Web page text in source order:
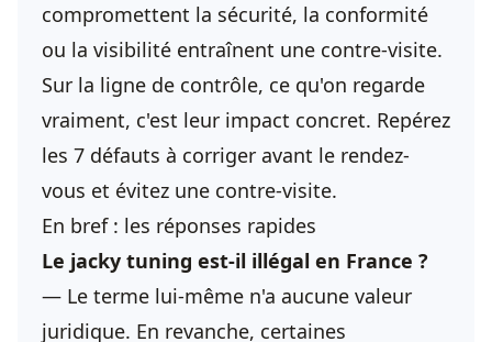
compromettent la sécurité, la conformité
ou la visibilité entraînent une contre-visite.
Sur la ligne de contrôle, ce qu'on regarde
vraiment, c'est leur impact concret. Repérez
les 7 défauts à corriger avant le rendez-
vous et évitez une contre-visite.
En bref : les réponses rapides
Le jacky tuning est-il illégal en France ?
— Le terme lui-même n'a aucune valeur
juridique. En revanche, certaines